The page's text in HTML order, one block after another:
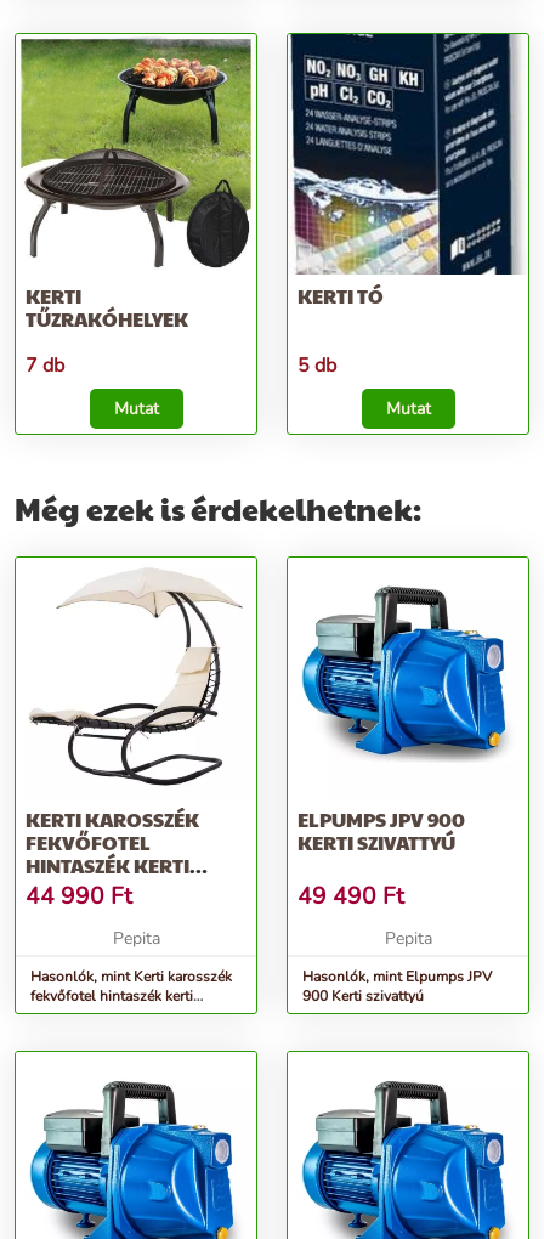
KERTI
TŰZRAKÓHELYEK
7 db
Mutat
KERTI TÓ
5 db
Mutat
Még ezek is érdekelhetnek:
KERTI KAROSSZÉK
FEKVŐFOTEL
HINTASZÉK KERTI
FÜGGŐÁGY
44 990 Ft
Pepita
Hasonlók, mint Kerti karosszék
fekvőfotel hintaszék kerti
függőágy
ELPUMPS JPV 900
KERTI SZIVATTYÚ
49 490 Ft
Pepita
Hasonlók, mint Elpumps JPV
900 Kerti szivattyú